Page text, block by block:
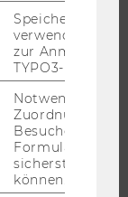
STUDIERENDE
Speichert die
verwendete
zur Anmeldung
TYPO3-Backend.
Notwendig, um
Zuordnung von
Besucher zu
sicherstellen zu
können.